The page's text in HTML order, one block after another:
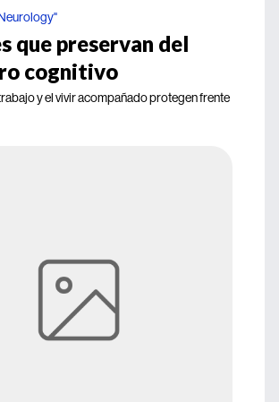
que preservan del
cognitivo
y el vivir acompañado protegen frente